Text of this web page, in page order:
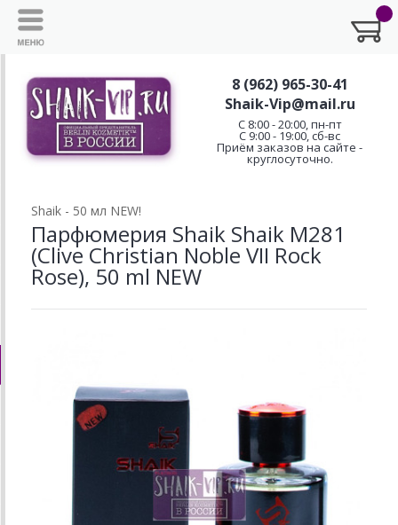
8 (962) 965-30-41
Shaik-Vip@mail.ru
C 8:00 - 20:00, пн-пт
С 9:00 - 19:00, сб-вс
Приём заказов на сайте -
круглосуточно.
Shaik - 50 мл NEW!
Парфюмерия Shaik Shaik M281
(Clive Christian Noble VII Rock
Rose), 50 ml NEW